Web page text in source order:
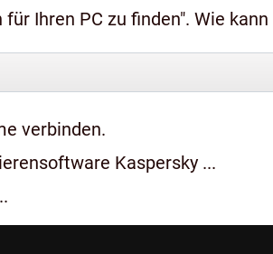
Ihren PC zu finden". Wie
verbinden.
Kaspersky ...